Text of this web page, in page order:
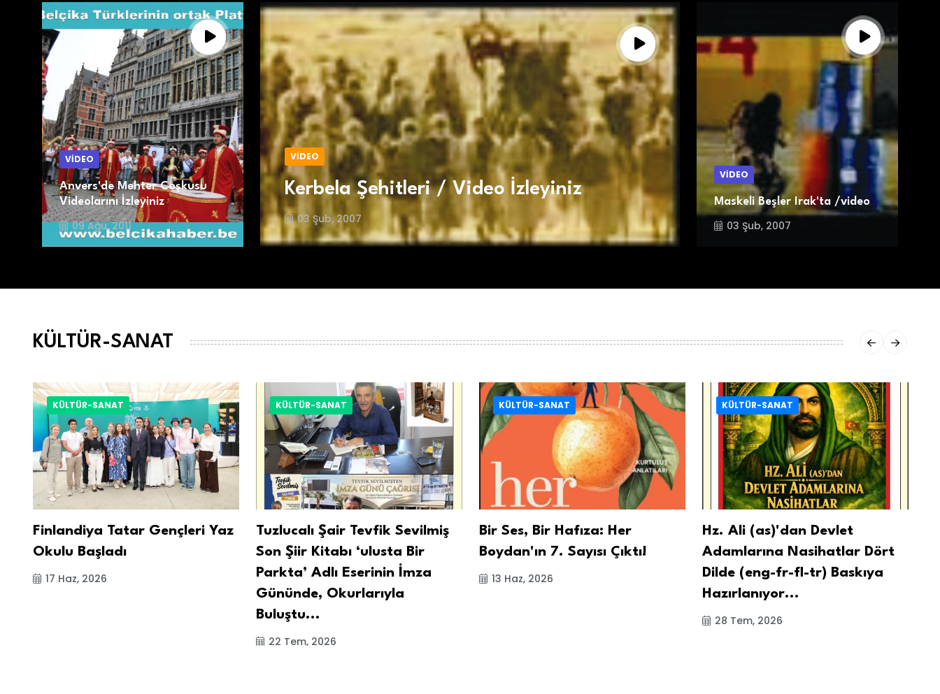
VİDEO
Anvers'de Mehter Coşkusu
Videolarını İzleyiniz
09 Ağu, 2011
VİDEO
Kerbela Şehitleri / Video İzleyiniz
03 Şub, 2007
VİDEO
Maskeli Beşler Irak'ta /video
03 Şub, 2007
KÜLTÜR-SANAT
KÜLTÜR-SANAT
Finlandiya Tatar Gençleri Yaz
Okulu Başladı
17 Haz, 2026
KÜLTÜR-SANAT
Tuzlucalı Şair Tevfik Sevilmiş
Son Şiir Kitabı ‘ulusta Bir
Parkta’ Adlı Eserinin İmza
Gününde, Okurlarıyla
Buluştu...
22 Tem, 2026
KÜLTÜR-SANAT
Bir Ses, Bir Hafıza: Her
Boydan'ın 7. Sayısı Çıktı!
13 Haz, 2026
KÜLTÜR-SANAT
Hz. Ali (as)'dan Devlet
Adamlarına Nasihatlar Dört
Dilde (eng-fr-fl-tr) Baskıya
Hazırlanıyor...
28 Tem, 2026